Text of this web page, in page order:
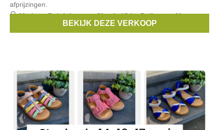
afprijzingen.
Merken:Ralph Lauren,Simple Kids,Bellerose,Maan,
BEKIJK DEZE VERKOOP